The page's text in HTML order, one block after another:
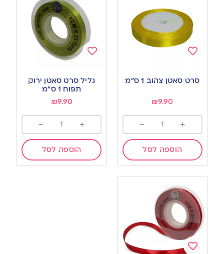
to
סרט סאטן צהוב 1 ס”מ
₪9.90
+
-
הוספה לסל
to
wishlist
גליל סרט סאטן ירוק
תפוח 1 ס”מ
₪9.90
+
-
הוספה לסל